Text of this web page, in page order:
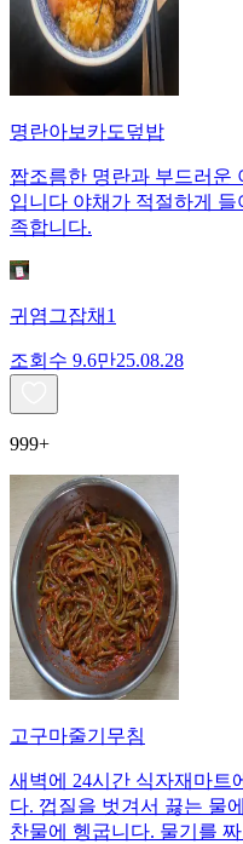
명란아보카도덮밥
짭조름한 명란과 부드러운
입니다 야채가 적절하게
족합니다.
귀염그잡채1
조회수 9.6만25.08.28
999+
고구마줄기무침
새벽에 24시간 식자재마트
다. 껍질을 벗겨서 끓는 물
찬물에 헹굽니다. 물기를